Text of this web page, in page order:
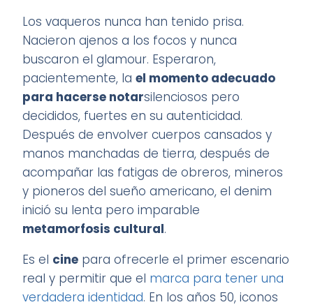
Los vaqueros nunca han tenido prisa.
Nacieron ajenos a los focos y nunca
buscaron el glamour. Esperaron,
pacientemente, lael momento adecuado
para hacerse notarsilenciosos pero
decididos, fuertes en su autenticidad.
Después de envolver cuerpos cansados y
manos manchadas de tierra, después de
acompañar las fatigas de obreros, mineros
y pioneros del sueño americano, el denim
inició su lenta pero imparable
metamorfosis cultural.
Es el cine para ofrecerle el primer escenario
real y permitir que el marca para tener una
verdadera identidad. En los años 50, iconos